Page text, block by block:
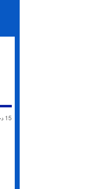
15 دجنبر 2024 - 17:17